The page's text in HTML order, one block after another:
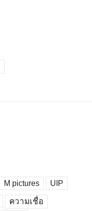
M pictures UIP
ความเชื่อ